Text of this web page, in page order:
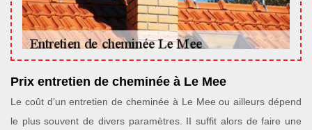
Prix entretien de cheminée à Le Mee
Le coût d’un entretien de cheminée à Le Mee ou ailleurs dépend
le plus souvent de divers paramètres. II suffit alors de faire une